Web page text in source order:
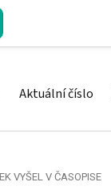
Aktuální číslo
VYŠEL V ČASOPISE